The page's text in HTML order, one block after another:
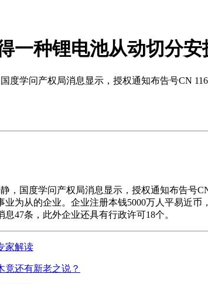
一种锂电池从动切分安
度学问产权局消息显示，授权通知布告号CN
国度学问产权局消息显示，授权通知布告号
为从的企业。企业注册本钱5000万人平易近
47条，此外企业还具有行政许可18个。
家解读
竟还有新老之说？